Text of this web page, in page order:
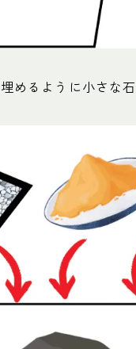
めるように小さな